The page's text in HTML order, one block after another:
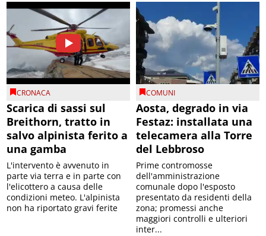
CRONACA
Scarica di sassi sul
Breithorn, tratto in
salvo alpinista ferito a
una gamba
L'intervento è avvenuto in
parte via terra e in parte con
l'elicottero a causa delle
condizioni meteo. L'alpinista
non ha riportato gravi ferite
COMUNI
Aosta, degrado in via
Festaz: installata una
telecamera alla Torre
del Lebbroso
Prime contromosse
dell'amministrazione
comunale dopo l'esposto
presentato da residenti della
zona; promessi anche
maggiori controlli e ulteriori
inter...